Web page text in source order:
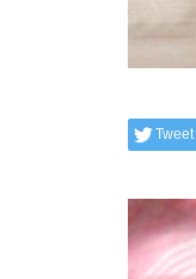
Tweet